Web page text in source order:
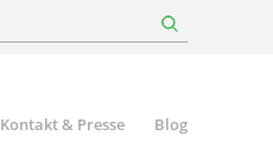
Kontakt & Presse Blog